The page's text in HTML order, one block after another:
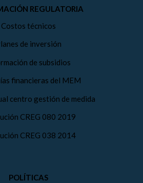
REGULATORIA
Costos técnicos
de inversión
de subsidios
financieras del MEM
centro gestión de medida
CREG 080 2019
CREG 038 2014
POLÍTICAS